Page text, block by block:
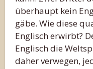
überhaupt kein
gäbe. Wie diese
Englisch erwirbt?
Englisch die
daher verwegen,